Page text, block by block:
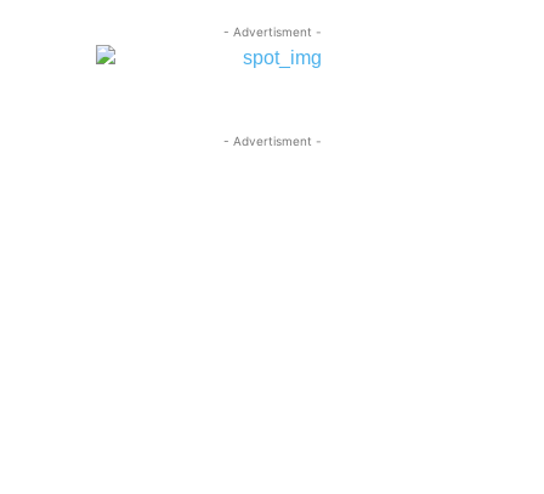
- Advertisment -
- Advertisment -